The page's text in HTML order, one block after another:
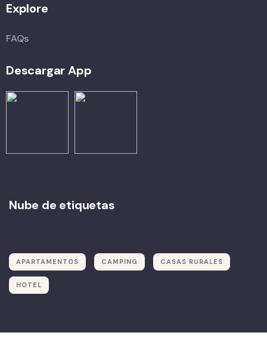
Explore
FAQs
Descargar App
Nube de etiquetas
APARTAMENTOS CAMPING CASAS RURALES
HOTEL